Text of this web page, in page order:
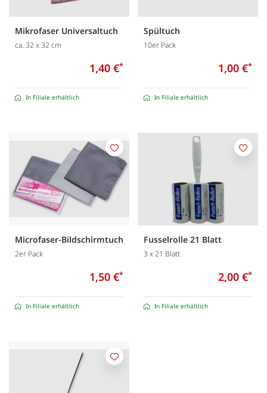
Mikrofaser Universaltuch
ca. 32 x 32 cm
1,40 €*
In Filiale erhältlich
Spültuch
10er Pack
1,00 €*
In Filiale erhältlich
Microfaser-Bildschirmtuch
2er Pack
1,50 €*
In Filiale erhältlich
Merken
Fusselrolle 21 Blatt
3 x 21 Blatt
2,00 €*
In Filiale erhältlich
Merken